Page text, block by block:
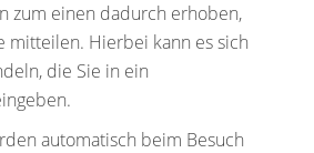
zum einen dadurch erhoben,
mitteilen. Hierbei kann es sich
die Sie in ein
automatisch beim Besuch